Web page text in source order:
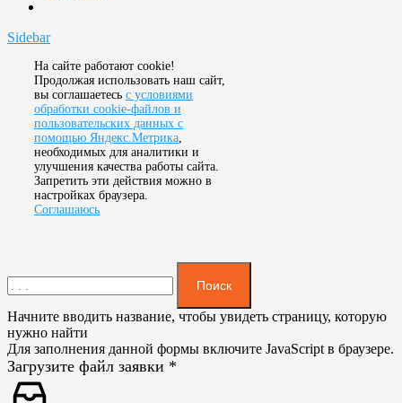
Sidebar
На сайте работают cookie!
Продолжая использовать наш сайт,
вы соглашаетесь с условиями
обработки cookie-файлов и
пользовательских данных с
помощью Яндекс.Метрика,
необходимых для аналитики и
улучшения качества работы сайта.
Запретить эти действия можно в
настройках браузера.
Соглашаюсь
Поиск
Начните вводить название, чтобы увидеть страницу, которую
нужно найти
Для заполнения данной формы включите JavaScript в браузере.
Загрузите файл заявки *